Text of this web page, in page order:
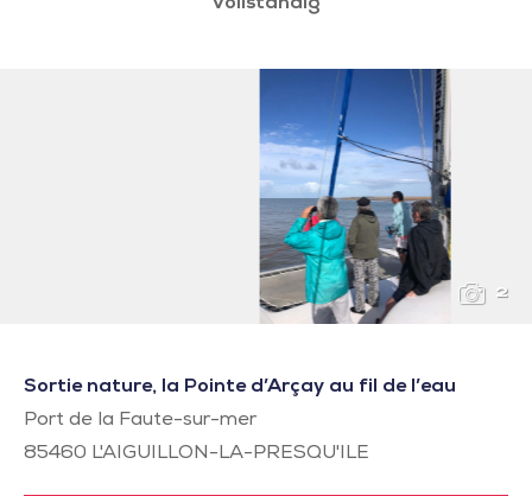
Vollständig
2
Sortie nature, la Pointe d’Arçay au fil de l’eau
Port de la Faute-sur-mer
85460 L'AIGUILLON-LA-PRESQU'ILE